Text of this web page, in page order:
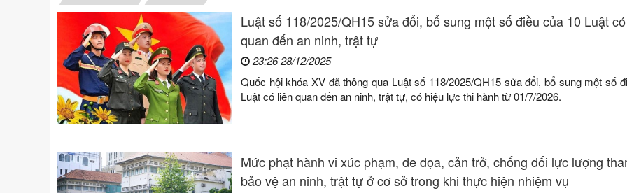
Luật số 118/2025/QH15 sửa đổi, bổ sung một số điều của 10 Luật
quan đến an ninh, trật tự
23:26 28/12/2025
Quốc hội khóa XV đã thông qua Luật số 118/2025/QH15 sửa đổi, bổ sung một số
Luật có liên quan đến an ninh, trật tự, có hiệu lực thi hành từ 01/7/2026.
Mức phạt hành vi xúc phạm, đe dọa, cản trở, chống đối lực lượng
bảo vệ an ninh, trật tự ở cơ sở trong khi thực hiện nhiệm vụ